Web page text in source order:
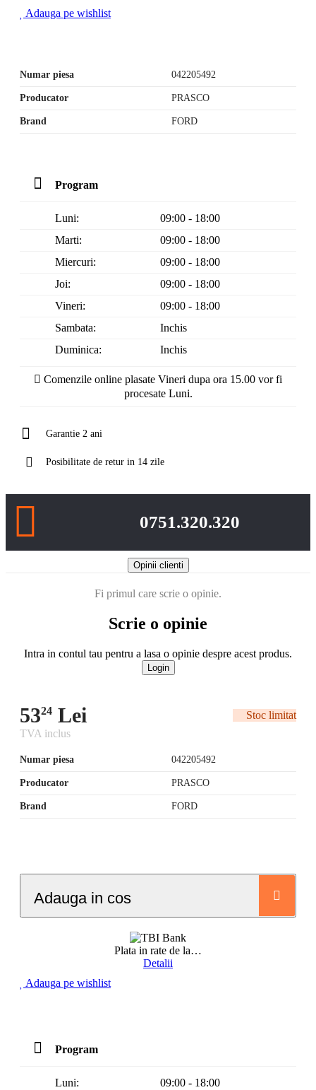
Adauga pe wishlist
Numar piesa 042205492
Producator PRASCO
Brand FORD
Program
Luni:
09:00 - 18:00
Marti:
09:00 - 18:00
Miercuri:
09:00 - 18:00
Joi:
09:00 - 18:00
Vineri:
09:00 - 18:00
Sambata:
Inchis
Duminica:
Inchis
Comenzile online plasate Vineri dupa ora 15.00 vor fi
procesate Luni.
Garantie 2 ani
Posibilitate de retur in 14 zile
0751.320.320
Opinii clienti
Fi primul care scrie o opinie.
Scrie o opinie
Intra in contul tau pentru a lasa o opinie despre acest produs.
Login
5324 Lei
Stoc limitat
TVA inclus
Numar piesa 042205492
Producator PRASCO
Brand FORD
Adauga in cos
Plata in rate de la…
Detalii
Adauga pe wishlist
Program
Luni: 09:00 - 18:00